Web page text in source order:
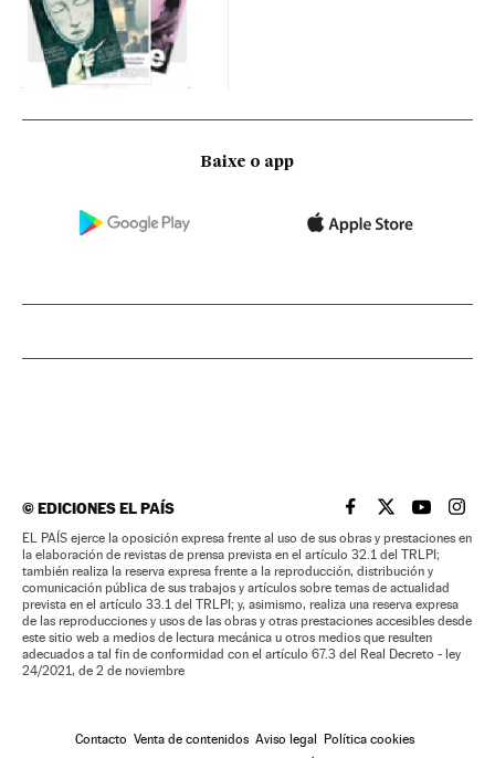
Baixe o app
©EDICIONES EL PAÍS EL PAÍS BRASIL EN
EL PAÍSEL PAÍS
EL
EL PAÍS ejerce la oposición expresa frente al uso de sus obras y prestaciones en
la elaboración de revistas de prensa prevista en el artículo 32.1 del TRLPI;
también realiza la reserva expresa frente a la reproducción, distribución y
comunicación pública de sus trabajos y artículos sobre temas de actualidad
prevista en el artículo 33.1 del TRLPI; y, asimismo, realiza una reserva expresa
de las reproducciones y usos de las obras y otras prestaciones accesibles desde
este sitio web a medios de lectura mecánica u otros medios que resulten
adecuados a tal fin de conformidad con el artículo 67.3 del Real Decreto - ley
24/2021, de 2 de noviembre
Contacto Venta de contenidos Aviso legal
Política cookies